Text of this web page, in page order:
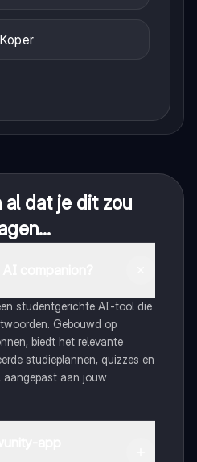
Koper
dat je dit zou
studentgerichte AI-tool die
Gebouwd op
biedt het relevante
studieplannen, quizzes en
aan jouw